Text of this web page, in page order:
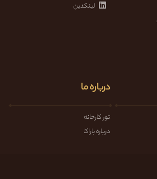
درباره ما
تور کارخانه
درباره باراکا
لینکدین